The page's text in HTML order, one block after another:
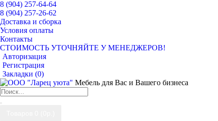
8 (904) 257-64-64
8 (904) 257-26-62
Доставка и сборка
Условия оплаты
Контакты
СТОИМОСТЬ УТОЧНЯЙТЕ У МЕНЕДЖЕРОВ!
Авторизация
Регистрация
Закладки (0)
Мебель для Вас и Вашего бизнеса